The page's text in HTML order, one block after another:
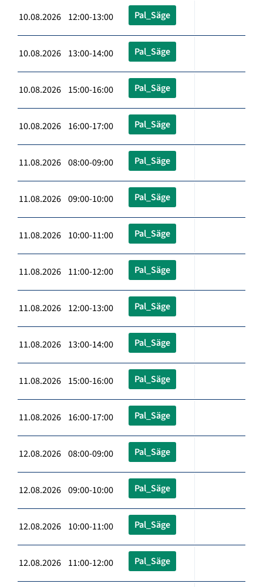
10.08.2026 12:00-13:00 Pal_Säge
10.08.2026 13:00-14:00 Pal_Säge
10.08.2026 15:00-16:00 Pal_Säge
10.08.2026 16:00-17:00 Pal_Säge
11.08.2026 08:00-09:00 Pal_Säge
11.08.2026 09:00-10:00 Pal_Säge
11.08.2026 10:00-11:00 Pal_Säge
11.08.2026 11:00-12:00 Pal_Säge
11.08.2026 12:00-13:00 Pal_Säge
11.08.2026 13:00-14:00 Pal_Säge
11.08.2026 15:00-16:00 Pal_Säge
11.08.2026 16:00-17:00 Pal_Säge
12.08.2026 08:00-09:00 Pal_Säge
12.08.2026 09:00-10:00 Pal_Säge
12.08.2026 10:00-11:00 Pal_Säge
12.08.2026 11:00-12:00 Pal_Säge